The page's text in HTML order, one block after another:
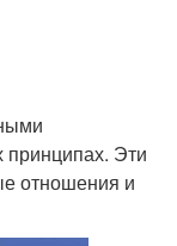
принципах. Эти
отношения и